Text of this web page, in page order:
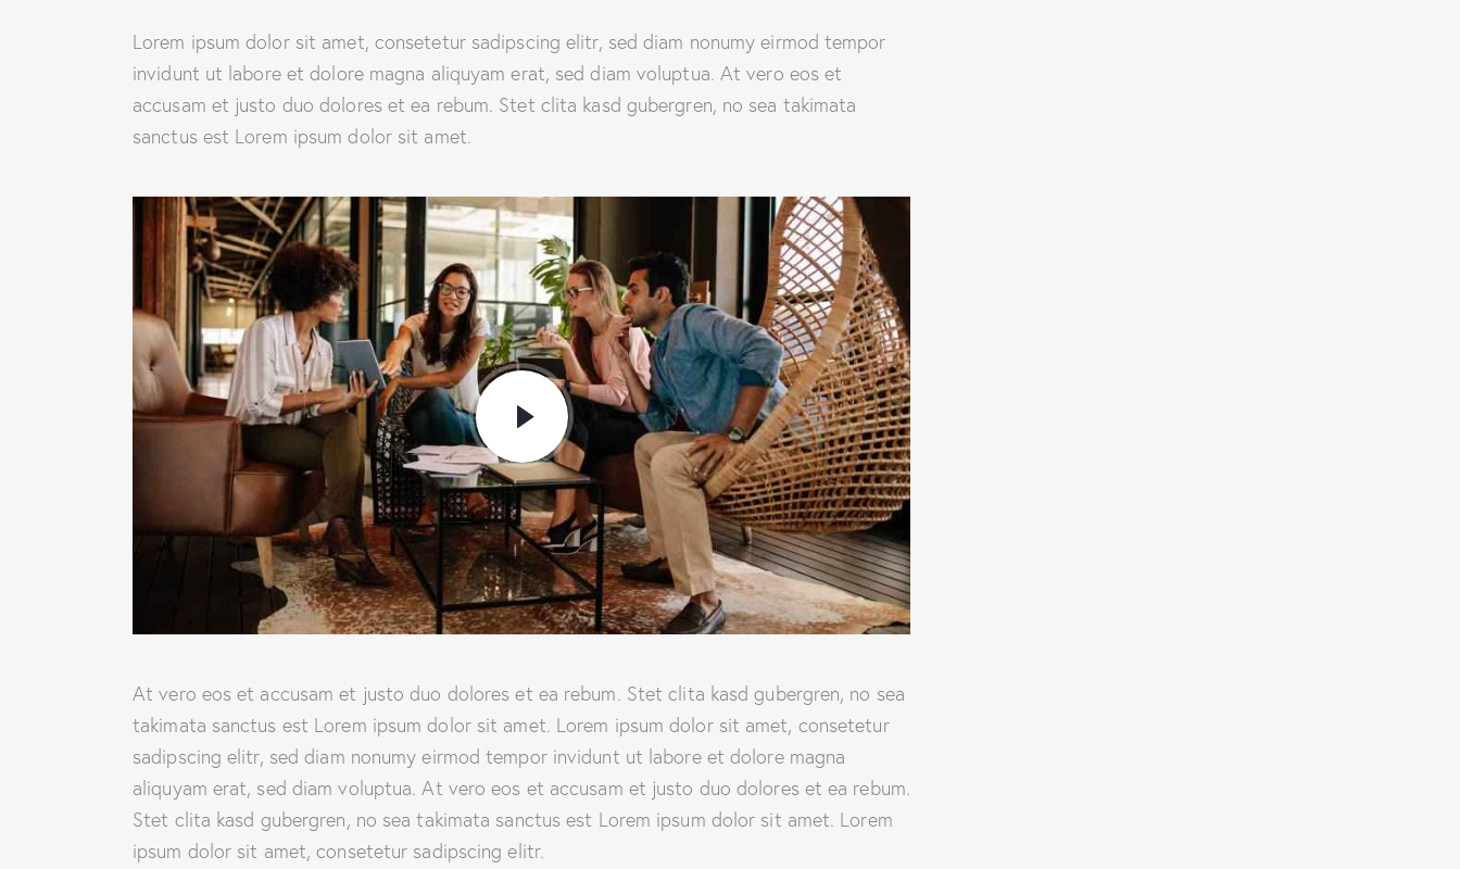
Lorem ipsum dolor sit amet, consetetur sadipscing elitr, sed diam nonumy eirmod tempor
invidunt ut labore et dolore magna aliquyam erat, sed diam voluptua. At vero eos et
accusam et justo duo dolores et ea rebum. Stet clita kasd gubergren, no sea takimata
sanctus est Lorem ipsum dolor sit amet.
At vero eos et accusam et justo duo dolores et ea rebum. Stet clita kasd gubergren, no sea
takimata sanctus est Lorem ipsum dolor sit amet. Lorem ipsum dolor sit amet, consetetur
sadipscing elitr, sed diam nonumy eirmod tempor invidunt ut labore et dolore magna
aliquyam erat, sed diam voluptua. At vero eos et accusam et justo duo dolores et ea rebum.
Stet clita kasd gubergren, no sea takimata sanctus est Lorem ipsum dolor sit amet. Lorem
ipsum dolor sit amet, consetetur sadipscing elitr.